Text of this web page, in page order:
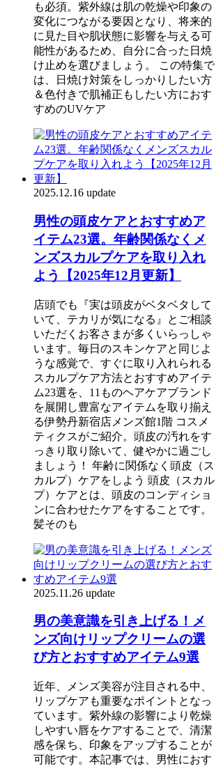
も必須。紫外線は肌の乾燥や印象の
変化につながる要因となり、将来的
に見た目や肌状態に影響を与える可
能性があるため、自分に合った日焼
け止めを選びましょう。 この特集で
は、日焼け対策をしっかりしたい方
＆色付きで肌補正もしたい方におす
すめのUVケア
2025.12.16 update
男性の頭皮ケアとおすすめア
イテム23選。年齢関係なくメ
ンズスカルプケアを取り入れ
よう【2025年12月更新】
店頭でも『実は頭皮がベタベタして
いて、テカリが気になる』とご相談
いただくお客さまが多くいらっしゃ
います。毎日のスキンケアと同じよ
うな感覚で、すぐに取り入れられる
スカルプケア方法とおすすめアイテ
ム23選を、11ものヘアケアブランド
を展開し豊富なアイテムを取り揃え
る伊勢丹新宿店メンズ館1階 コスメ
ティクスがご紹介。頭皮の汚れをす
っきり取り除いて、健やかに過ごし
ましょう！ 年齢に関係なく頭皮（ス
カルプ）ケアをしよう 頭皮（スカル
プ）ケアとは、頭皮のコンディショ
ンに合わせたケアをすることです。
髪そのも
2025.11.26 update
男の美意識を引き上げる！メ
ンズ向けリップクリームの選
び方とおすすめアイテム9選
近年、メンズ美容が注目される中、
リップケアも重要なポイントとなっ
ています。紫外線の影響により乾燥
しやすい唇をケアすることで、清潔
感を保ち、印象をアップすることが
可能です。本記事では、男性におす